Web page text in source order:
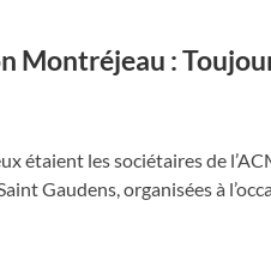
Montréjeau :
étaient les sociétaires de
Gaudens, organisées à